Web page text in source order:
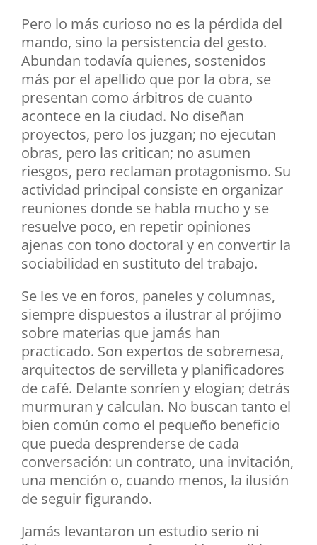
Pero lo más curioso no es la pérdida del
mando, sino la persistencia del gesto.
Abundan todavía quienes, sostenidos
más por el apellido que por la obra, se
presentan como árbitros de cuanto
acontece en la ciudad. No diseñan
proyectos, pero los juzgan; no ejecutan
obras, pero las critican; no asumen
riesgos, pero reclaman protagonismo. Su
actividad principal consiste en organizar
reuniones donde se habla mucho y se
resuelve poco, en repetir opiniones
ajenas con tono doctoral y en convertir la
sociabilidad en sustituto del trabajo.
Se les ve en foros, paneles y columnas,
siempre dispuestos a ilustrar al prójimo
sobre materias que jamás han
practicado. Son expertos de sobremesa,
arquitectos de servilleta y planificadores
de café. Delante sonríen y elogian; detrás
murmuran y calculan. No buscan tanto el
bien común como el pequeño beneficio
que pueda desprenderse de cada
conversación: un contrato, una invitación,
una mención o, cuando menos, la ilusión
de seguir figurando.
Jamás levantaron un estudio serio ni